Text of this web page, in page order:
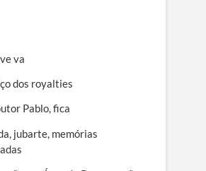
va
dos royalties
Pablo, fica
jubarte, memórias